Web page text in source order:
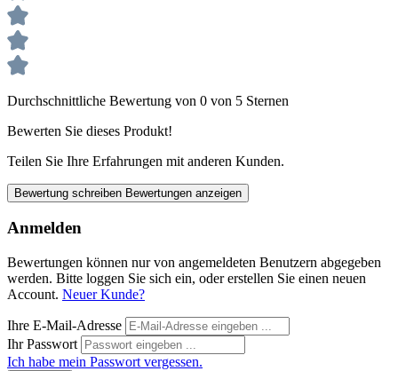
Durchschnittliche Bewertung von 0 von 5 Sternen
Bewerten Sie dieses Produkt!
Teilen Sie Ihre Erfahrungen mit anderen Kunden.
Bewertung schreiben Bewertungen anzeigen
Anmelden
Bewertungen können nur von angemeldeten Benutzern abgegeben
werden. Bitte loggen Sie sich ein, oder erstellen Sie einen neuen
Account. Neuer Kunde?
Ihre E-Mail-Adresse
Ihr Passwort
Ich habe mein Passwort vergessen.